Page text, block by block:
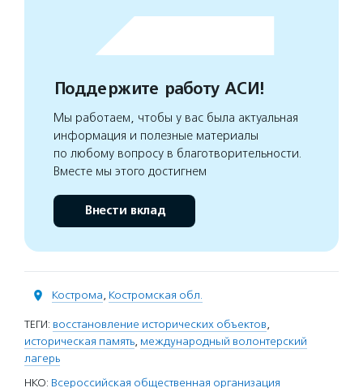
Поддержите работу АСИ!
Мы работаем, чтобы у вас была актуальная
информация и полезные материалы
по любому вопросу в благотворительности.
Вместе мы этого достигнем
Внести вклад
Кострома, Костромская обл.
ТЕГИ: восстановление исторических объектов,
историческая память, международный волонтерский
лагерь
НКО: Всероссийская общественная организация